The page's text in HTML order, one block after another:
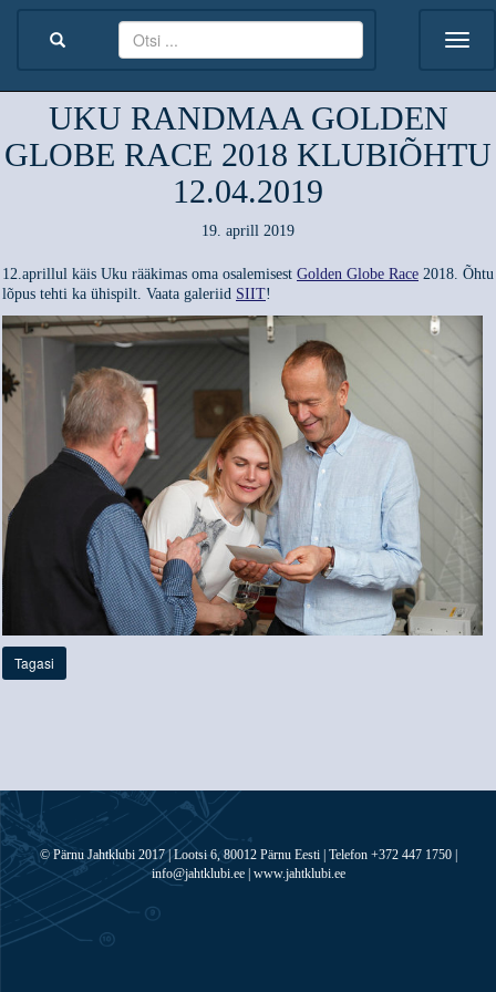
UKU RANDMAA GOLDEN
GLOBE RACE 2018 KLUBIÕHTU
12.04.2019
19. aprill 2019
12.aprillul käis Uku rääkimas oma osalemisest Golden Globe Race 2018. Õhtu
lõpus tehti ka ühispilt. Vaata galeriid SIIT!
Tagasi
© Pärnu Jahtklubi 2017 | Lootsi 6, 80012 Pärnu Eesti | Telefon +372 447 1750 |
info@jahtklubi.ee | www.jahtklubi.ee